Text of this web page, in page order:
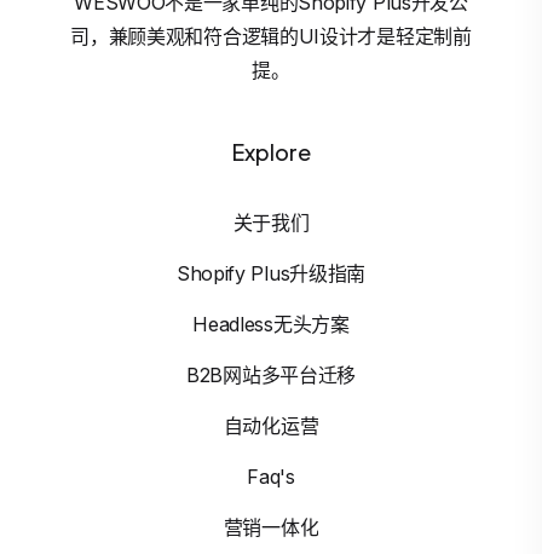
司，兼顾美观和符合逻辑的UI设计才是轻定制前
提。
Explore
关于我们
Shopify Plus升级指南
Headless无头方案
B2B网站多平台迁移
自动化运营
Faq's
营销一体化